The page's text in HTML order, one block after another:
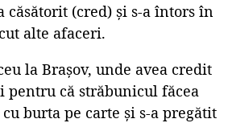
căsătorit (cred) și s-a întors în
alte afaceri.
la Brașov, unde avea credit
pentru că străbunicul făcea
burta pe carte și s-a pregătit